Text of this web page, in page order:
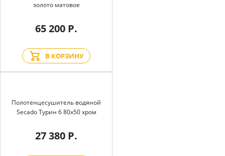
золото матовое
65 200 Р.
В КОРЗИНУ
Полотенцесушитель водяной
Secado Турин 6 80x50 хром
27 380 Р.